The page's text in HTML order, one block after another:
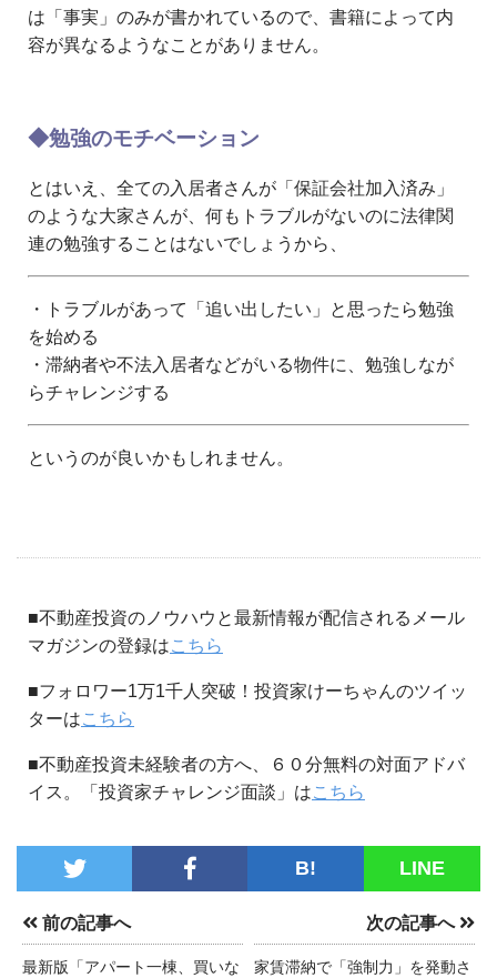
は「事実」のみが書かれているので、書籍によって内
容が異なるようなことがありません。
◆勉強のモチベーション
とはいえ、全ての入居者さんが「保証会社加入済み」
のような大家さんが、何もトラブルがないのに法律関
連の勉強することはないでしょうから、
・トラブルがあって「追い出したい」と思ったら勉強
を始める
・滞納者や不法入居者などがいる物件に、勉強しなが
らチャレンジする
というのが良いかもしれません。
■不動産投資のノウハウと最新情報が配信されるメール
マガジンの登録はこちら
■フォロワー1万1千人突破！投資家けーちゃんのツイッ
ターはこちら
■不動産投資未経験者の方へ、６０分無料の対面アドバ
イス。「投資家チャレンジ面談」はこちら
B! LINE
前の記事へ
最新版「アパート一棟、買いな
次の記事へ
家賃滞納で「強制力」を発動さ